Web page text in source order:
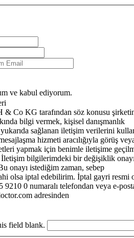
ve kabul ediyorum.
Co KG tarafından söz konusu
bilgi vermek, kişisel danışmanlık
sağlanan iletişim verilerini
hizmeti aracılığıyla görüş
yapmak için benimle iletişime
bilgilerimdeki bir değişiklik
onayı istediğim zaman, sebep
olsa iptal edebilirim. İptal gayri resmi
9210 0 numaralı telefondan veya e-
adresinden
field blank.